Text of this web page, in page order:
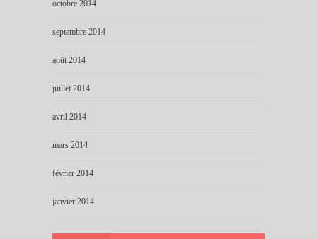
octobre 2014
septembre 2014
août 2014
juillet 2014
avril 2014
mars 2014
février 2014
janvier 2014